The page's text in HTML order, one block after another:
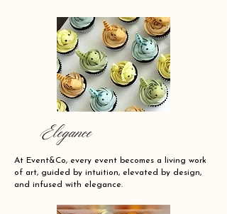
Elegance
At Event&Co, every event becomes a living work
of art, guided by intuition, elevated by design,
and infused with elegance.